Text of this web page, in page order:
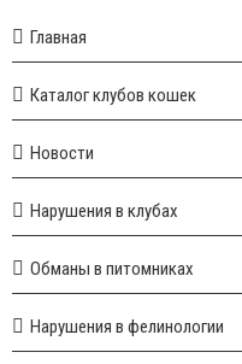
Главная
Каталог клубов кошек
Новости
Нарушения в клубах
Обманы в питомниках
Нарушения в фелинологии